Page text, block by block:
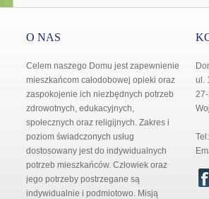
O NAS
Celem naszego Domu jest zapewnienie
mieszkańcom całodobowej opieki oraz
zaspokojenie ich niezbędnych potrzeb
zdrowotnych, edukacyjnych,
społecznych oraz religijnych. Zakres i
poziom świadczonych usług
dostosowany jest do indywidualnych
potrzeb mieszkańców. Człowiek oraz
jego potrzeby postrzegane są
indywidualnie i podmiotowo. Misją
ul.